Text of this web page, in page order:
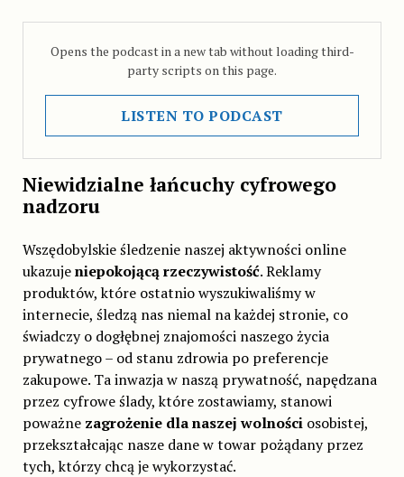
Opens the podcast in a new tab without loading third-
party scripts on this page.
LISTEN TO PODCAST
Niewidzialne łańcuchy cyfrowego
nadzoru
Wszędobylskie śledzenie naszej aktywności online
ukazujeniepokojącą rzeczywistość. Reklamy
produktów, które ostatnio wyszukiwaliśmy w
internecie, śledzą nas niemal na każdej stronie, co
świadczy o dogłębnej znajomości naszego życia
prywatnego – od stanu zdrowia po preferencje
zakupowe. Ta inwazja w naszą prywatność, napędzana
przez cyfrowe ślady, które zostawiamy, stanowi
poważne zagrożenie dla naszej wolnościosobistej,
przekształcając nasze dane w towar pożądany przez
tych, którzy chcą je wykorzystać.